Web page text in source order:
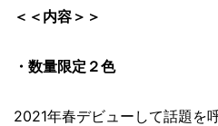
＜＜内容＞＞
・数量限定２色
2021年春デビューして話題を